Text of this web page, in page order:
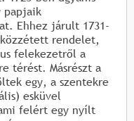
papjaik
Ehhez járult 1731-
rendelet,
felekezetről a
térést. Másrészt a
egy, a szentekre
esküvel
felért egy nyílt